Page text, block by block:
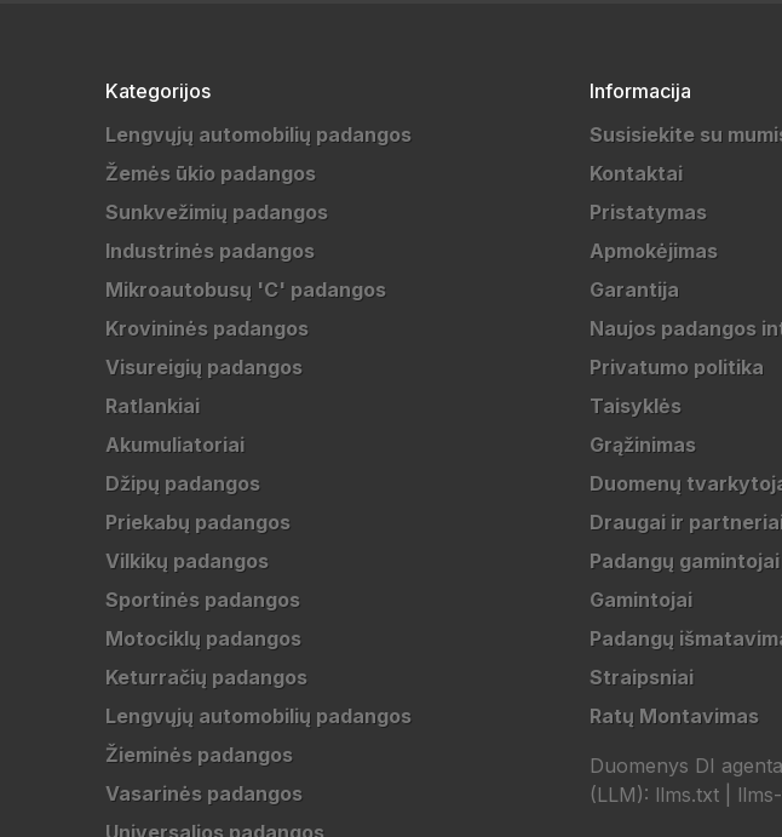
Kategorijos
Lengvųjų automobilių padangos
Žemės ūkio padangos
Sunkvežimių padangos
Industrinės padangos
Mikroautobusų 'C' padangos
Krovininės padangos
Visureigių padangos
Ratlankiai
Akumuliatoriai
Džipų padangos
Priekabų padangos
Vilkikų padangos
Sportinės padangos
Motociklų padangos
Keturračių padangos
Lengvųjų automobilių padangos
Žieminės padangos
Vasarinės padangos
Universalios padangos
Informacija
Susisiekite su
Kontaktai
Pristatymas
Apmokėjimas
Garantija
Naujos padangos
Privatumo politika
Taisyklės
Grąžinimas
Duomenų
Draugai ir
Padangų gamintojai
Gamintojai
Padangų
Straipsniai
Ratų Montavimas
Duomenys DI
(LLM): llms.txt|